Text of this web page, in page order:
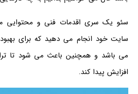
سئو یک سری اقدمات فنی و محتوایی
سایت خود انجام می دهید که برای
می باشد و همچنین باعث می شود تا
افزایش پیدا کند.